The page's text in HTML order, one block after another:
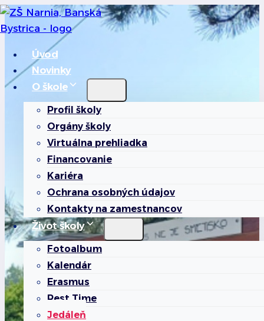
Skip
to
Úvod
Novinky
O škole
Profil školy
Orgány školy
Virtuálna prehliadka
Financovanie
Kariéra
Ochrana osobných údajov
Kontakty na zamestnancov
Život školy
Fotoalbum
Kalendár
Erasmus
Rest Time
Jedáleň